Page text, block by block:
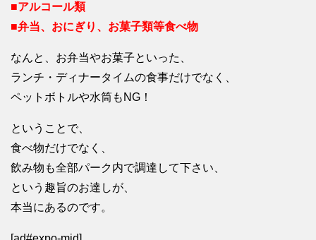
■アルコール類
■弁当、おにぎり、お菓子類等食べ物
なんと、お弁当やお菓子といった、
ランチ・ディナータイムの食事だけでなく、
ペットボトルや水筒もNG！
ということで、
食べ物だけでなく、
飲み物も全部パーク内で調達して下さい、
という趣旨のお達しが、
本当にあるのです。